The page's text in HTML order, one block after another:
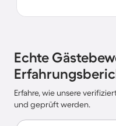
Echte
Erfahre, wie unsere
und geprüft werden.